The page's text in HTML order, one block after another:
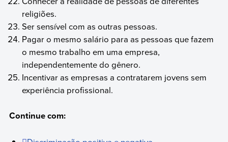
religiões.
Ser sensível com as outras pessoas.
Pagar o mesmo salário para as pessoas que fazem
o mesmo trabalho em uma empresa,
independentemente do gênero.
Incentivar as empresas a contratarem jovens sem
experiência profissional.
Continue com: